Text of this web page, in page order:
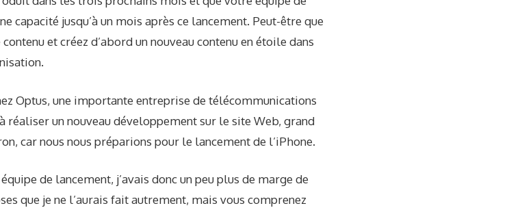
capacité jusqu’à un mois après ce lancement. Peut-être que
et créez d’abord un nouveau contenu en étoile dans
Optus, une importante entreprise de télécommunications
réaliser un nouveau développement sur le site Web, grand
car nous nous préparions pour le lancement de l’iPhone.
de lancement, j’avais donc un peu plus de marge de
que je ne l’aurais fait autrement, mais vous comprenez